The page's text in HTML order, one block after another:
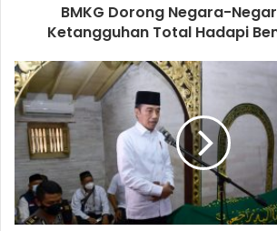
BMKG Dorong Negara-
Ketangguhan Total Hadapi